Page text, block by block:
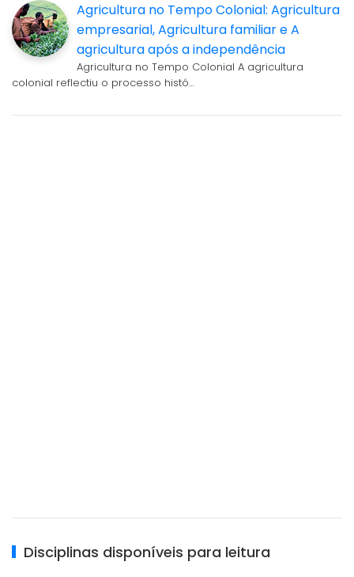
Agricultura no Tempo Colonial: Agricultura
empresarial, Agricultura familiar e A
agricultura após a independência
Agricultura no Tempo Colonial A agricultura
colonial reflectiu o processo histó…
Disciplinas disponíveis para leitura